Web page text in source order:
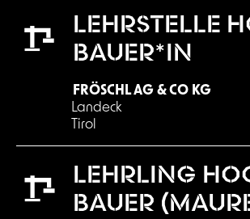
LEHR­STEL­LE
BAU­ER*IN
FRÖSCHL AG & CO KG
Landeck
Tirol
LEHR­LING
BAU­ER